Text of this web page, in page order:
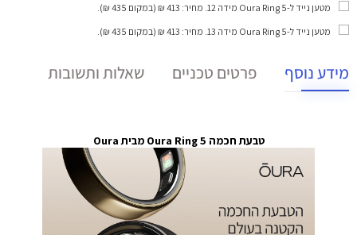
מטען נייד ל-Oura Ring 5 מידה 12
. מחיר: 413 ₪ (במקום 435 ₪).
מטען נייד ל-Oura Ring 5 מידה 13
. מחיר: 413 ₪ (במקום 435 ₪).
מידע נוסף פרטים טכניים שאלות ותשובות
טבעת חכמה Oura Ring 5 מבית Oura